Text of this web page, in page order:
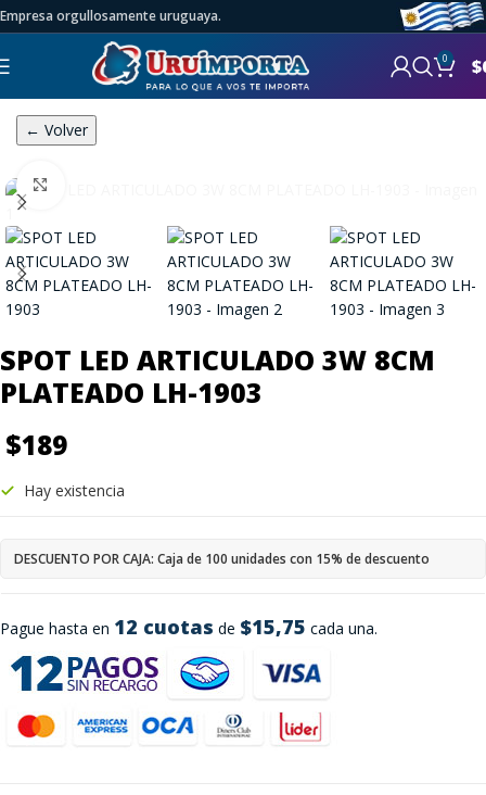
Empresa orgullosamente uruguaya.
0 $
← Volver
SPOT LED ARTICULADO 3W 8CM
PLATEADO LH-1903
$189
Pague hasta en 12 cuotas de $15,75 cada una.
Hay existencia
DESCUENTO POR CAJA: Caja de 100 unidades con 15% de descuento